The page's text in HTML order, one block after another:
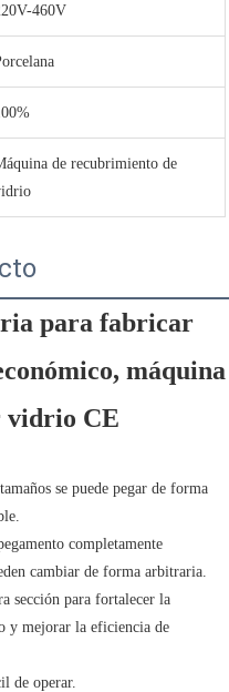
460V
de recubrimiento de
para fabricar
máquina
vidrio CE
cambiar de forma arbitraria.
y mejorar la eficiencia de
de operar.